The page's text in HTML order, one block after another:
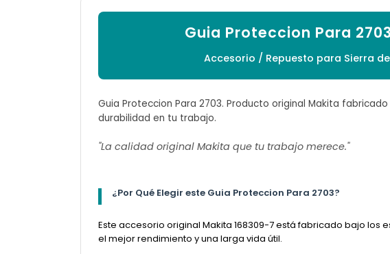
Guia Proteccion Para
Accesorio / Repuesto para Sierra
Guia Proteccion Para 2703. Producto original Makita
durabilidad en tu trabajo.
"La calidad original Makita que tu trabajo merece."
¿Por Qué Elegir este Guia Proteccion Para 2703?
Este accesorio original Makita 168309-7 está fabricado bajo
el mejor rendimiento y una larga vida útil.